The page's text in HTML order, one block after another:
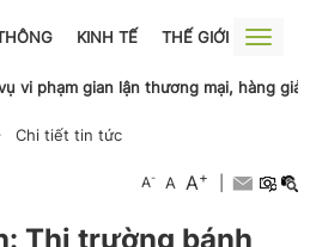
KINH TẾ THẾ GIỚI
Toggle
gian lận thương mại, hàng giả
Chi tiết tin tức
A- A A+
Thị trường bánh